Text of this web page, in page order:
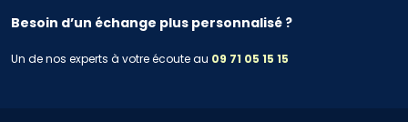
Besoin d’un échange plus personnalisé ?
Un de nos experts à votre écoute au 09 71 05 15 15